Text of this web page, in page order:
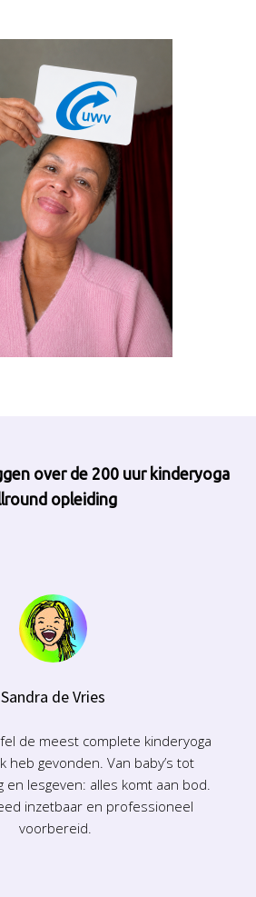
over de 200 uur kinderyoga
opleiding
Sandra de Vries
de meest complete kinderyoga
heb gevonden. Van baby’s tot
en lesgeven: alles komt aan bod.
inzetbaar en professioneel
voorbereid.